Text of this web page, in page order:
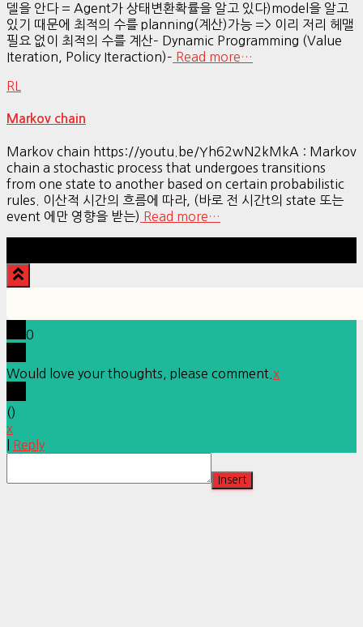
델을 안다 = Agent가 상태변환확률을 알고 있다)model을 알고
있기 때문에 최적의 수를 planning(계산)가능 => 이리 저리 헤맬
필요 없이 최적의 수를 계산– Dynamic Programming (Value
Iteration, Policy Iteraction)– Read more…
RL
Markov chain
Markov chain https://youtu.be/Yh62wN2kMkA : Markov
chain a stochastic process that undergoes transitions
from one state to another based on certain probabilistic
rules. 이산적 시간의 흐름에 따라, (바로 전 시간t의 state 또는
event 에만 영향을 받는) Read more…
0
Would love your thoughts, please comment. x
()
x
Reply
Insert